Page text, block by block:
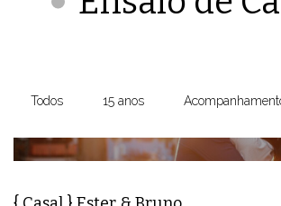
Todos 15 anos